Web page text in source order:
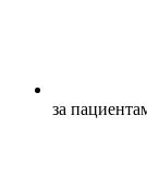
за